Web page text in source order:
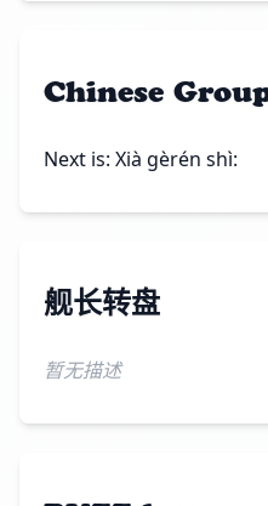
Chinese
Next is: Xià gèrén shì:
舰长转盘
暂无描述